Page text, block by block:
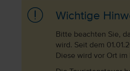
Wichtige
Bitte beachten Sie,
wird. Seit dem
Diese wird vor Ort